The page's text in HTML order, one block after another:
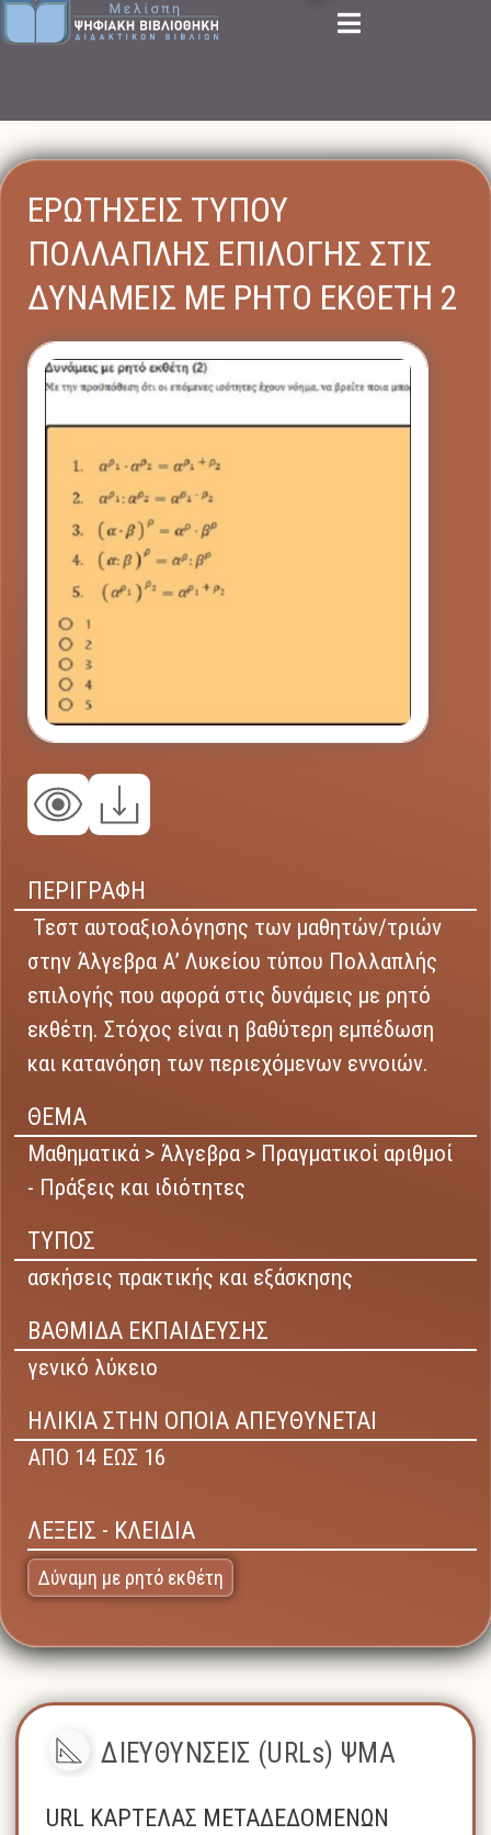
ΕΡΩΤΗΣΕΙΣ ΤΥΠΟΥ
ΠΟΛΛΑΠΛΗΣ ΕΠΙΛΟΓΗΣ ΣΤΙΣ
ΔΥΝΑΜΕΙΣ ΜΕ ΡΗΤΟ ΕΚΘΕΤΗ 2
ΠΕΡΙΓΡΑΦΗ
Τεστ αυτοαξιολόγησης των μαθητών/τριών
στην Άλγεβρα Α’ Λυκείου τύπου Πολλαπλής
επιλογής που αφορά στις δυνάμεις με ρητό
εκθέτη. Στόχος είναι η βαθύτερη εμπέδωση
και κατανόηση των περιεχόμενων εννοιών.
ΘΕΜΑ
Μαθηματικά > Άλγεβρα > Πραγματικοί αριθμοί
- Πράξεις και ιδιότητες
ΤΥΠΟΣ
ασκήσεις πρακτικής και εξάσκησης
ΒΑΘΜΙΔΑ ΕΚΠΑΙΔΕΥΣΗΣ
γενικό λύκειο
ΗΛΙΚΙΑ ΣΤΗΝ ΟΠΟΙΑ ΑΠΕΥΘΥΝΕΤΑΙ
ΑΠΟ 14 ΕΩΣ 16
ΛΕΞΕΙΣ - ΚΛΕΙΔΙΑ
Δύναμη με ρητό εκθέτη
ΔΙΕΥΘΥΝΣΕΙΣ (URLs) ΨΜΑ
URL ΚΑΡΤΕΛΑΣ ΜΕΤΑΔΕΔΟΜΕΝΩΝ